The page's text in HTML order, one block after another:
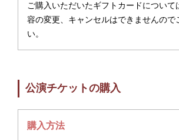
ご購入いただいたギフトカードについて
容の変更、キャンセルはできませんので
い。
公演チケットの購入
購入方法